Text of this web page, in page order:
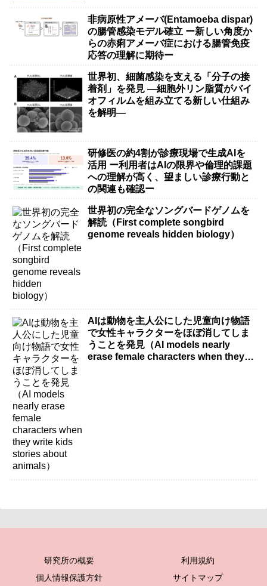
非病原性アメーバ(Entamoeba dispar)
の腸管感染モデル確立 ー新しい角度か
らの赤痢アメーバ症における腸管免疫
応答の理解に期待ー
世界初、細菌感染を支える「分子の接
着剤」を発見 ―細胞外リン脂質がバイ
オフィルムを組み立てる新しい仕組み
を解明―
研修医の約4割が診療現場で生成AIを
活用 ー利用者はAIの限界や倫理的課題
への理解が高く、望ましい診療行動と
の関連も確認ー
世界初の完全なソングバードゲノムを
解読（First complete songbird
genome reveals hidden biology）
AIは動物を主人公にした児童向け物語
で女性キャラクターをほぼ消してしま
うことを発見（AI models nearly
erase female characters when they
研究所の概要
利用規約
個人情報保護方針
サイトマップ